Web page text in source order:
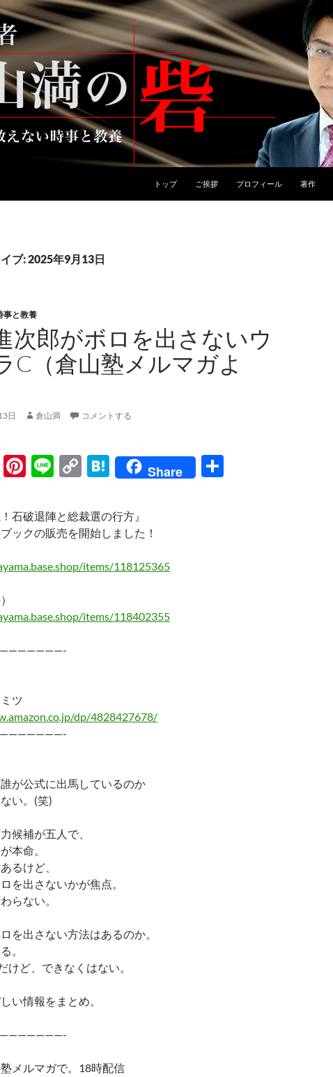
トップ ご挨拶 プロフィール 著作
ブ: 2025年9月13日
事と教養
次郎がボロを出さないウ
C（倉山塾メルマガよ
日 倉山満 コメントする
F
Pi
er
es
Li
e
C
p
y
n
H
at
e
n
Share
！石破退陣と総裁選の行方』
ックの販売を開始しました！
items/118125365
items/118402355
ツ
dp/4828427678/
が公式に出馬しているのか
い。(笑)
候補が五人で、
本命。
るけど、
を出さないかが焦点。
らない。
を出さない方法はあるのか。
。
けど、できなくはない。
い情報をまとめ。
メルマガで。18時配信